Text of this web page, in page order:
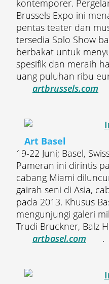
kontemporer.
Brussels Expo ini
pentas teater dan
tersedia Solo Show
berbakat untuk
spesifik dan meraih
uang puluhan ribu
artbrussels.com
Art Basel
19-22 Juni; Basel,
Pameran ini dirintis
cabang Miami
gairah seni di Asia,
pada 2013. Khusus
mengunjungi galeri
Trudi Bruckner, Balz
artbasel.com
.